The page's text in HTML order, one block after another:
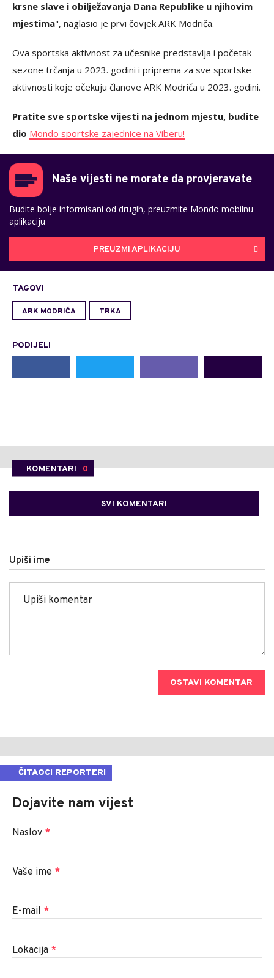
krsne slave i obilježavanja Dana Republike u njihovim
mjestima", naglasio je prvi čovjek ARK Modriča.
Ova sportska aktivnost za učesnike predstavlja i početak
sezone trčanja u 2023. godini i priprema za sve sportske
aktivnosti koje očekuju članove ARK Modriča u 2023. godini.
Pratite sve sportske vijesti na jednom mjestu, budite
dio Mondo sportske zajednice na Viberu!
Naše vijesti ne morate da provjeravate
Budite bolje informisani od drugih, preuzmite Mondo mobilnu
aplikaciju
PREUZMI APLIKACIJU
TAGOVI
ARK MODRIČA TRKA
PODIJELI
KOMENTARI 0
SVI KOMENTARI
Upiši ime
OSTAVI KOMENTAR
ČITAOCI REPORTERI
Dojavite nam vijest
Naslov *
Vaše ime *
E-mail *
Lokacija *